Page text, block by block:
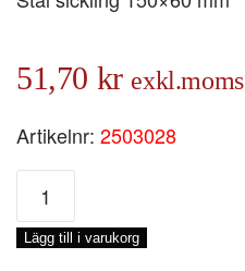
51,70 kr exkl.moms
Artikelnr: 2503028
SICKEL
RAK
mängd
Lägg till i varukorg